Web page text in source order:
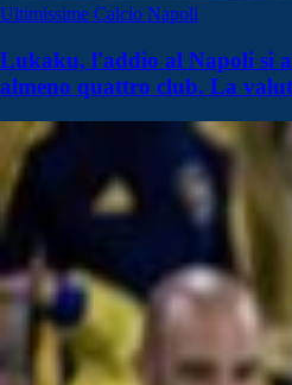
Ultimissime Calcio Napoli
Lukaku, l'addio al Napoli si
almeno quattro club. La